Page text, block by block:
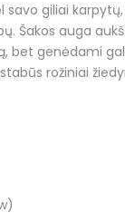
giliai karpytų,
Šakos auga
bet genėdami
rožiniai